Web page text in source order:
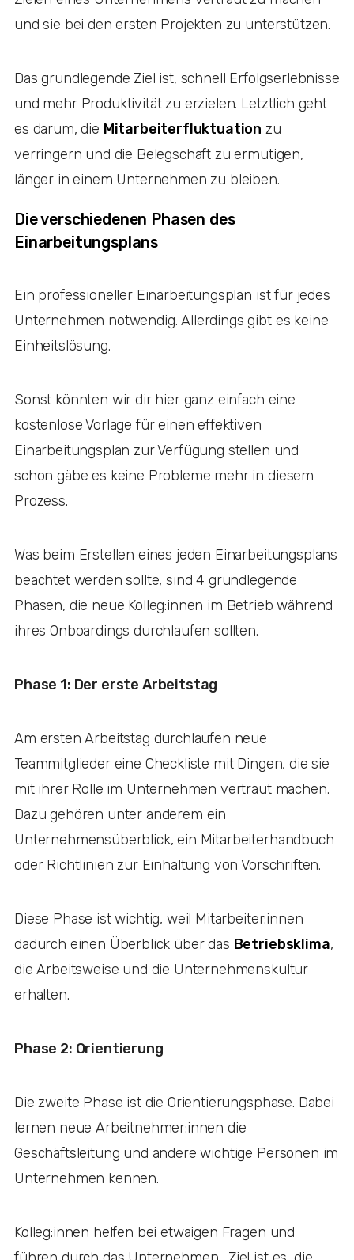
und sie bei den ersten Projekten zu unterstützen.
Das grundlegende Ziel ist, schnell Erfolgserlebnisse
und mehr Produktivität zu erzielen. Letztlich geht
es darum, die Mitarbeiterfluktuation zu
verringern und die Belegschaft zu ermutigen,
länger in einem Unternehmen zu bleiben.
Die verschiedenen Phasen des
Einarbeitungsplans
Ein professioneller Einarbeitungsplan ist für jedes
Unternehmen notwendig. Allerdings gibt es keine
Einheitslösung.
Sonst könnten wir dir hier ganz einfach eine
kostenlose Vorlage für einen effektiven
Einarbeitungsplan zur Verfügung stellen und
schon gäbe es keine Probleme mehr in diesem
Prozess.
Was beim Erstellen eines jeden Einarbeitungsplans
beachtet werden sollte, sind 4 grundlegende
Phasen, die neue Kolleg:innen im Betrieb während
ihres Onboardings durchlaufen sollten.
Phase 1: Der erste Arbeitstag
Am ersten Arbeitstag durchlaufen neue
Teammitglieder eine Checkliste mit Dingen, die sie
mit ihrer Rolle im Unternehmen vertraut machen.
Dazu gehören unter anderem ein
Unternehmensüberblick, ein Mitarbeiterhandbuch
oder Richtlinien zur Einhaltung von Vorschriften.
Diese Phase ist wichtig, weil Mitarbeiter:innen
dadurch einen Überblick über das Betriebsklima,
die Arbeitsweise und die Unternehmenskultur
erhalten.
Phase 2: Orientierung
Die zweite Phase ist die Orientierungsphase. Dabei
lernen neue Arbeitnehmer:innen die
Geschäftsleitung und andere wichtige Personen im
Unternehmen kennen.
Kolleg:innen helfen bei etwaigen Fragen und